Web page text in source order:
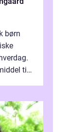
børn
til